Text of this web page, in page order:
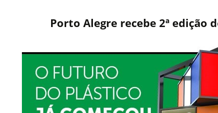
Porto Alegre recebe 2ª edição